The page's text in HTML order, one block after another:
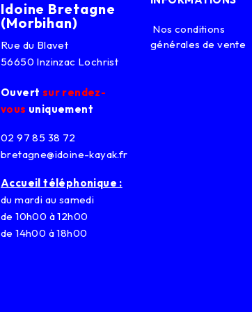
Idoine Bretagne
(Morbihan)
Rue du Blavet
56650 Inzinzac Lochrist
Ouvert sur rendez-
vous uniquement
02 97 85 38 72
bretagne@idoine-kayak.fr
Accueil téléphonique :
du mardi au samedi
de 10h00 à 12h00
de 14h00 à 18h00
Nos conditions
générales de vente